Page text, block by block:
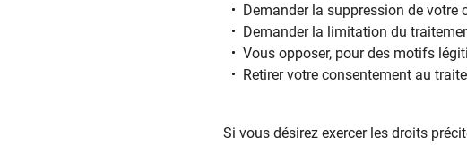
Demander la suppression de votre
Demander la limitation du
Vous opposer, pour des motifs
Retirer votre consentement au
Si vous désirez exercer les droits